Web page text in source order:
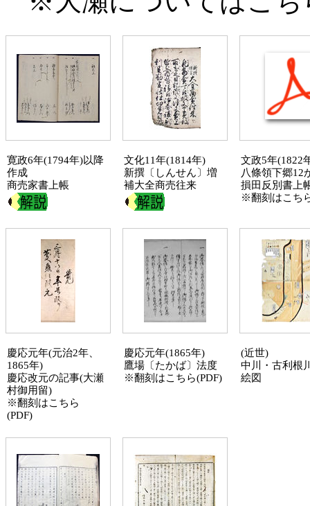
寛政6年(1794年)以降
作成
商売家書上帳
文化11年(1814年)
新撰〔しんせん〕増
補大全商売往来
文政5年(1822
八條領下郷12
損田反別書上
※翻刻はこち
慶応元年(元治2年、
1865年)
慶応改元の記事(大瀬
村御用留)
※翻刻はこちら
(PDF)
慶応元年(1865年)
鷹場〔たかば〕法度
※翻刻はこちら(PDF)
(近世)
中川
・ 古利根
絵図